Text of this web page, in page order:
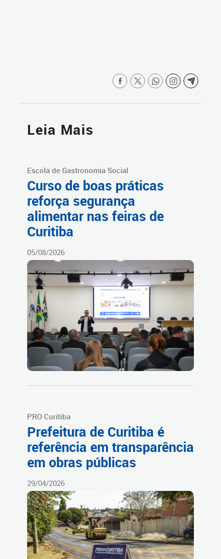
Leia Mais
Escola de Gastronomia Social
Curso de boas práticas
reforça segurança
alimentar nas feiras de
Curitiba
05/08/2026
PRO Curitiba
Prefeitura de Curitiba é
referência em transparência
em obras públicas
29/04/2026